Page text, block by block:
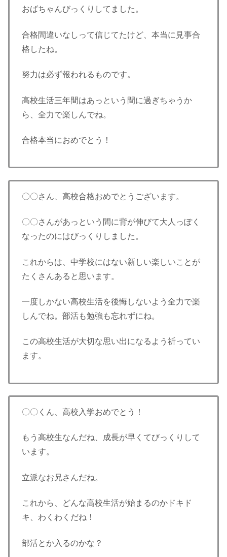
おばちゃんびっくりしてました。
合格間違いなしって信じてたけど、本当に見事合
格したね。
努力は必ず報われるものです。
高校生活三年間はあっという間に過ぎちゃうか
ら、全力で楽しんでね。
合格本当におめでとう！
〇〇さん、高校合格おめでとうございます。
〇〇さんがあっという間に背が伸びて大人っぽく
なったのにはびっくりしました。
これからは、中学校にはない新しい楽しいことが
たくさんあると思います。
一度しかない高校生活を後悔しないよう全力で楽
しんでね。部活も勉強も忘れずにね。
この高校生活が大切な思い出になるよう祈ってい
ます。
〇〇くん、高校入学おめでとう！
もう高校生なんだね、成長が早くてびっくりして
います。
立派なお兄さんだね。
これから、どんな高校生活が始まるのかドキド
キ、わくわくだね！
部活とか入るのかな？